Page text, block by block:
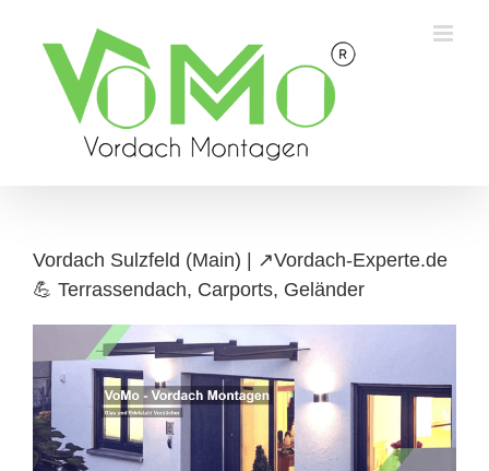
content
Vordach Sulzfeld (Main) | ↗️Vordach-Experte.de
💪 Terrassendach, Carports, Geländer